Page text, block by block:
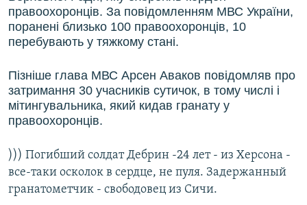
правоохоронців. За повідомленням МВС України,
поранені близько 100 правоохоронців, 10
перебувають у тяжкому стані.
Пізніше глава МВС Арсен Аваков повідомляв про
затримання 30 учасників сутичок, в тому числі і
мітингувальника, який кидав гранату у
правоохоронців.
))) Погибший солдат Дебрин -24 лет - из Херсона -
все-таки осколок в сердце, не пуля. Задержанный
гранатометчик - свободовец из Сичи.